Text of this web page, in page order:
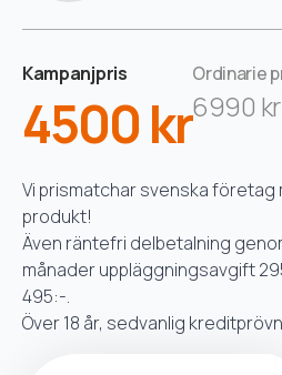
Kampanjpris
4500 kr
Ordinarie
6990 kr
Vi prismatchar svenska företag
produkt!
Även räntefri delbetalning
månader uppläggningsavgift
495:-.
Över 18 år, sedvanlig